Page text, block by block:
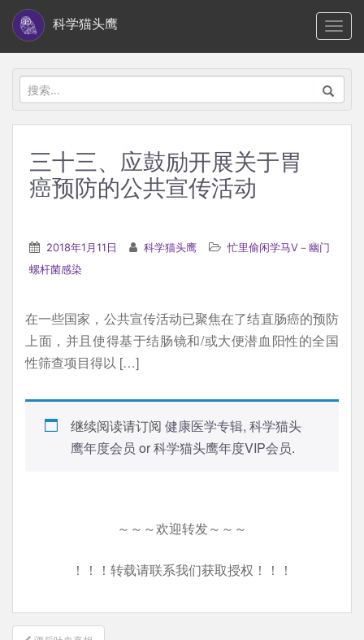
i
科学猫头鹰
搜
索：
三十三、应鼓励开展关于胃
癌预防的公共宣传活动
2018年1月11日 科学猫头鹰
忙里偷闲学马V－幽门
螺杆菌感染
在一些国家，公共宣传活动已聚焦在了结直肠癌的预防
上面，并且使得基于结肠镜和/或大便潜血阳性的全国
性筛查项目得以 […]
继续阅读请订阅 健康医学专辑, 科学猫头
鹰年度会员 or科学猫头鹰年度VIP会员.
～～～欢迎转发～～～
！！！转载请联系我们获取授权！！！
文